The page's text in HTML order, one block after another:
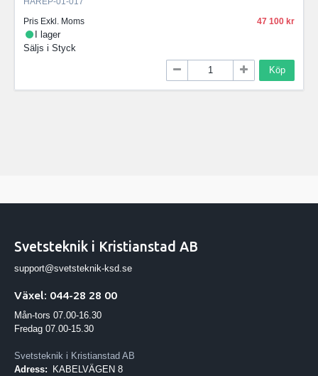
Pris Exkl. Moms
47 100
I lager
Säljs i Styck
Köp
Svetsteknik i Kristianstad AB
support@svetsteknik-ksd.se
Växel: 044-28 28 00
Mån-tors 07.00-16.30
Fredag 07.00-15.30
Svetsteknik i Kristianstad AB
Adress:
KABELVÄGEN 8